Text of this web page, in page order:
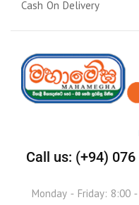
Cash On Delivery
Call us: (+94)
Monday - Friday: 8:00